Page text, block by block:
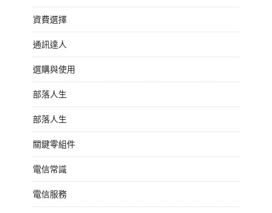
資費選擇
通訊達人
選購與使用
部落人生
部落人生
關鍵零組件
電信常識
電信服務